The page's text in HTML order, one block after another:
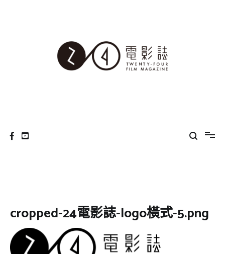
cropped-24電影誌-logo橫式-5.png